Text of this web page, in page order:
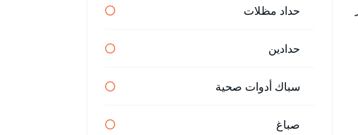
حداد مظلات
حدادين
سباك أدوات صحية
صباغ